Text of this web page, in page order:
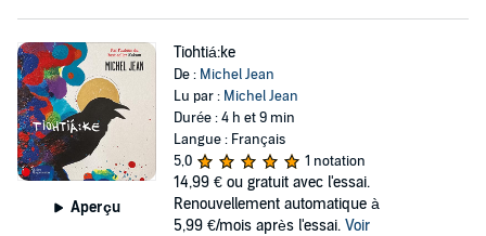
Aperçu
Tiohtiá:ke
De : Michel Jean
Lu par : Michel Jean
Durée : 4 h et 9 min
Langue : Français
5,0
1 notation
14,99 € ou gratuit avec l'essai.
Renouvellement automatique à
5,99 €/mois après l'essai. Voir